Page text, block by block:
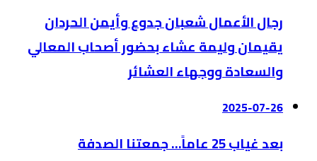
رجال الأعمال شعبان جدوع وأيمن الحردان
يقيمان وليمة عشاء بحضور أصحاب المعالي
والسعادة ووجهاء العشائر
2025-07-26
بعد غياب 25 عاماً… جمعتنا الصدفة